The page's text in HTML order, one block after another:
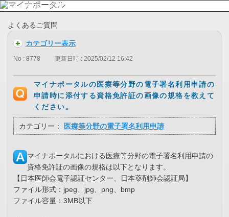
よくあるご質問
カテゴリー表示
No : 8778 更新日時 : 2025/02/12 16:42
マイナポータルの医療等分野の電子署名利用申請の
申請時に添付する資格免許証の画像の規格を教えて
ください。
カテゴリー： 医療等分野の電子署名利用申請
マイナポータルにおける医療等分野の電子署名利用申請の
資格免許証の画像の規格は以下となります。
【日本医師会電子認証センター、日本薬剤師会認証局】
ファイル形式：jpeg、jpg、png、bmp
ファイル容量：3MB以下